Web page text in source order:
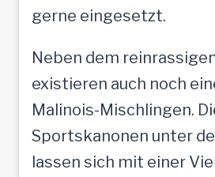
gerne eingesetzt.
Neben dem
existieren auch noch
Malinois-Mischlingen.
Sportskanonen unter
lassen sich mit einer